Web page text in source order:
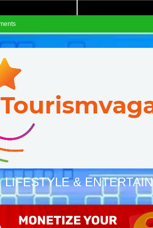
LIFESTYLE &